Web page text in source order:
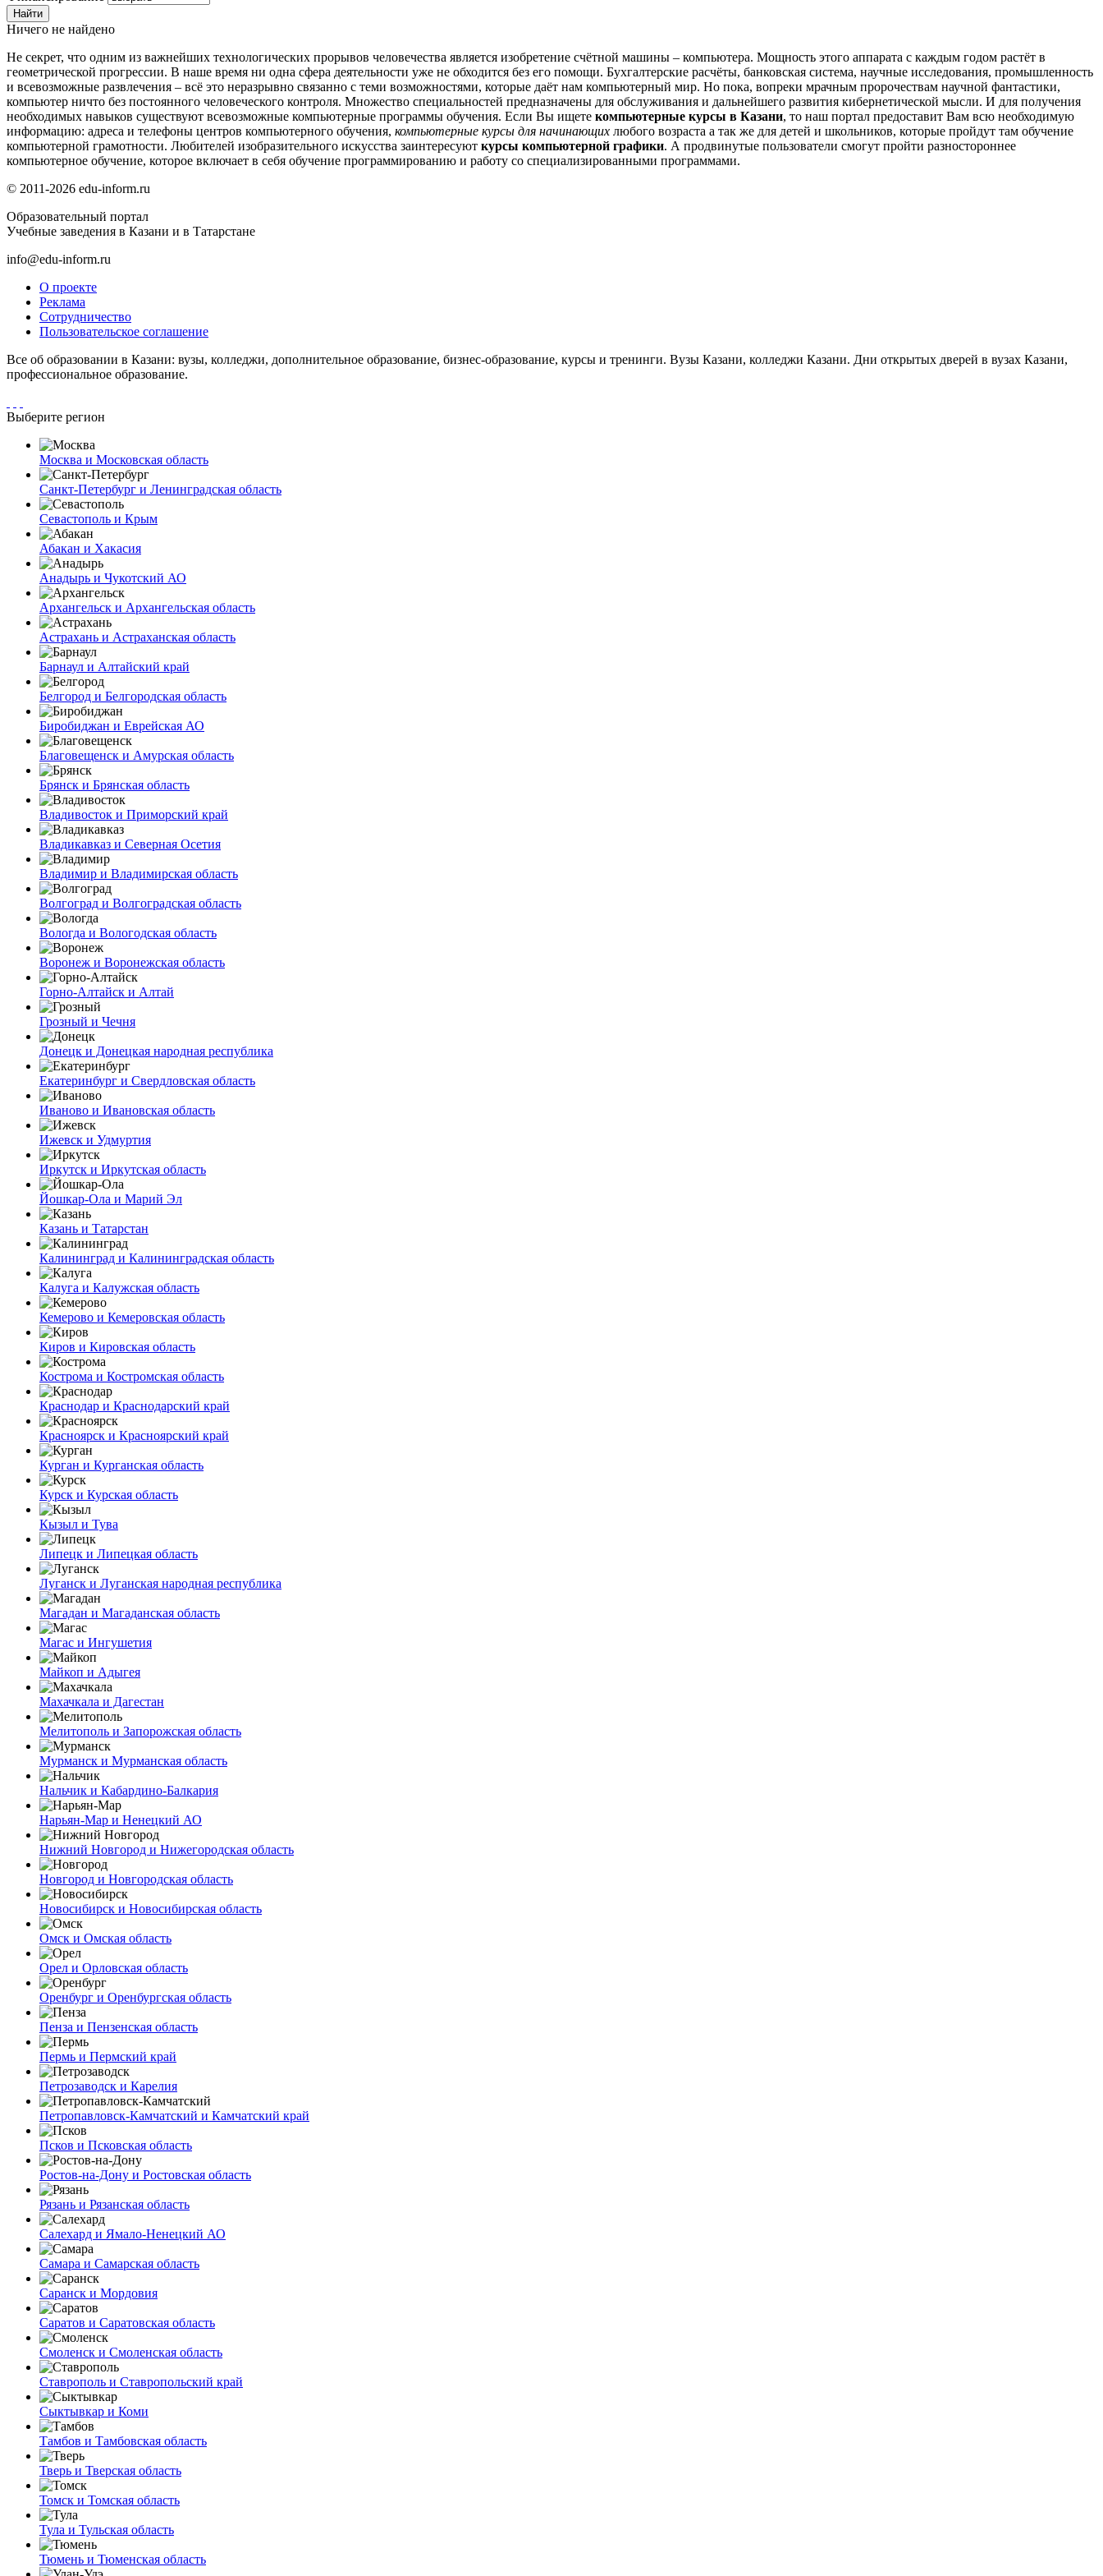
Ничего не найдено
Не секрет, что одним из важнейших технологических прорывов человечества является изобретение счётной машины – компьютера. Мощность этого аппарата с каждым годом растёт в
геометрической прогрессии. В наше время ни одна сфера деятельности уже не обходится без его помощи. Бухгалтерские расчёты, банковская система, научные исследования, промышленность
и всевозможные развлечения – всё это неразрывно связанно с теми возможностями, которые даёт нам компьютерный мир. Но пока, вопреки мрачным пророчествам научной фантастики,
компьютер ничто без постоянного человеческого контроля. Множество специальностей предназначены для обслуживания и дальнейшего развития кибернетической мысли. И для получения
необходимых навыков существуют всевозможные компьютерные программы обучения. Если Вы ищете компьютерные курсы в Казани, то наш портал предоставит Вам всю необходимую
информацию: адреса и телефоны центров компьютерного обучения, компьютерные курсы для начинающих любого возраста а так же для детей и школьников, которые пройдут там обучение
компьютерной грамотности. Любителей изобразительного искусства заинтересуют курсы компьютерной графики. А продвинутые пользователи смогут пройти разностороннее
компьютерное обучение, которое включает в себя обучение программированию и работу со специализированными программами.
© 2011-2026 edu-inform.ru
Образовательный портал
Учебные заведения в Казани и в Татарстане
info@edu-inform.ru
О проекте
Реклама
Сотрудничество
Пользовательское соглашение
Все об образовании в Казани: вузы, колледжи, дополнительное образование, бизнес-образование, курсы и тренинги. Вузы Казани, колледжи Казани. Дни открытых дверей в вузах Казани,
профессиональное образование.
Выберите регион
Москва и Московская область
Санкт-Петербург и Ленинградская область
Севастополь и Крым
Абакан и Хакасия
Анадырь и Чукотский АО
Архангельск и Архангельская область
Астрахань и Астраханская область
Барнаул и Алтайский край
Белгород и Белгородская область
Биробиджан и Еврейская АО
Благовещенск и Амурская область
Брянск и Брянская область
Владивосток и Приморский край
Владикавказ и Северная Осетия
Владимир и Владимирская область
Волгоград и Волгоградская область
Вологда и Вологодская область
Воронеж и Воронежская область
Горно-Алтайск и Алтай
Грозный и Чечня
Донецк и Донецкая народная республика
Екатеринбург и Свердловская область
Иваново и Ивановская область
Ижевск и Удмуртия
Иркутск и Иркутская область
Йошкар-Ола и Марий Эл
Казань и Татарстан
Калининград и Калининградская область
Калуга и Калужская область
Кемерово и Кемеровская область
Киров и Кировская область
Кострома и Костромская область
Краснодар и Краснодарский край
Красноярск и Красноярский край
Курган и Курганская область
Курск и Курская область
Кызыл и Тува
Липецк и Липецкая область
Луганск и Луганская народная республика
Магадан и Магаданская область
Магас и Ингушетия
Майкоп и Адыгея
Махачкала и Дагестан
Мелитополь и Запорожская область
Мурманск и Мурманская область
Нальчик и Кабардино-Балкария
Нарьян-Мар и Ненецкий АО
Нижний Новгород и Нижегородская область
Новгород и Новгородская область
Новосибирск и Новосибирская область
Омск и Омская область
Орел и Орловская область
Оренбург и Оренбургская область
Пенза и Пензенская область
Пермь и Пермский край
Петрозаводск и Карелия
Петропавловск-Камчатский и Камчатский край
Псков и Псковская область
Ростов-на-Дону и Ростовская область
Рязань и Рязанская область
Салехард и Ямало-Ненецкий АО
Самара и Самарская область
Саранск и Мордовия
Саратов и Саратовская область
Смоленск и Смоленская область
Ставрополь и Ставропольский край
Сыктывкар и Коми
Тамбов и Тамбовская область
Тверь и Тверская область
Томск и Томская область
Тула и Тульская область
Тюмень и Тюменская область